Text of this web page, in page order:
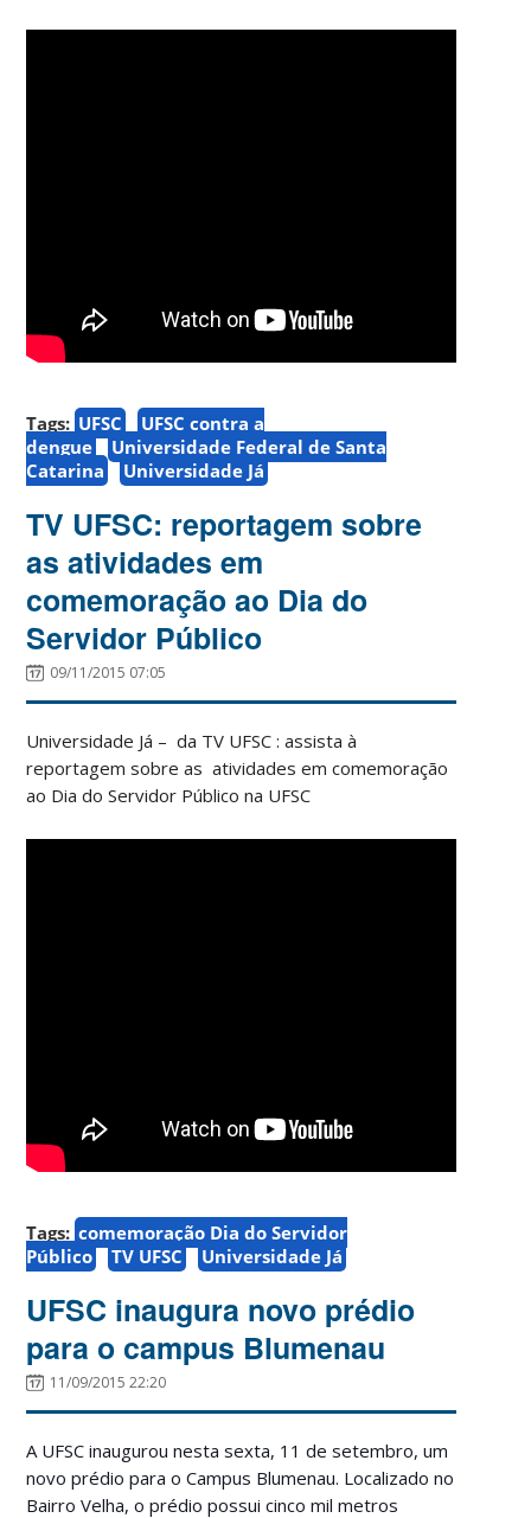
Tags: UFSC
UFSC contra a
dengue
Universidade Federal de Santa
Catarina
Universidade Já
TV UFSC: reportagem sobre
as atividades em
comemoração ao Dia do
Servidor Público
09/11/2015 07:05
Universidade Já – da TV UFSC : assista à
reportagem sobre as atividades em comemoração
ao Dia do Servidor Público na UFSC
Tags: comemoração Dia do Servidor
Público
TV UFSC Universidade Já
UFSC inaugura novo prédio
para o campus Blumenau
11/09/2015 22:20
A UFSC inaugurou nesta sexta, 11 de setembro, um
novo prédio para o Campus Blumenau. Localizado no
Bairro Velha, o prédio possui cinco mil metros